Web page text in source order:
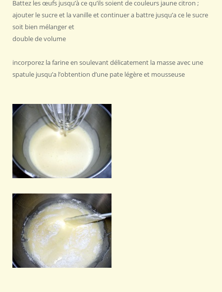
Battez les œufs jusqu’à ce qu’ils soient de couleurs jaune citron ;
ajouter le sucre et la vanille et continuer a battre jusqu’a ce le sucre
soit bien mélanger et
double de volume
incorporez la farine en soulevant délicatement la masse avec une
spatule jusqu’a l’obtention d’une pate légère et mousseuse